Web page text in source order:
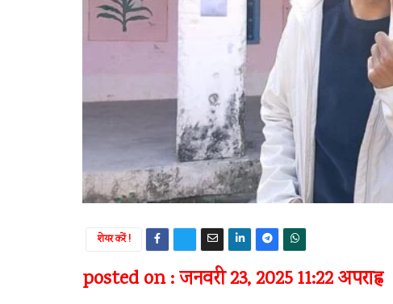
शेयर करें !
posted on : जनवरी 23, 2025 11:22 अपराह्न